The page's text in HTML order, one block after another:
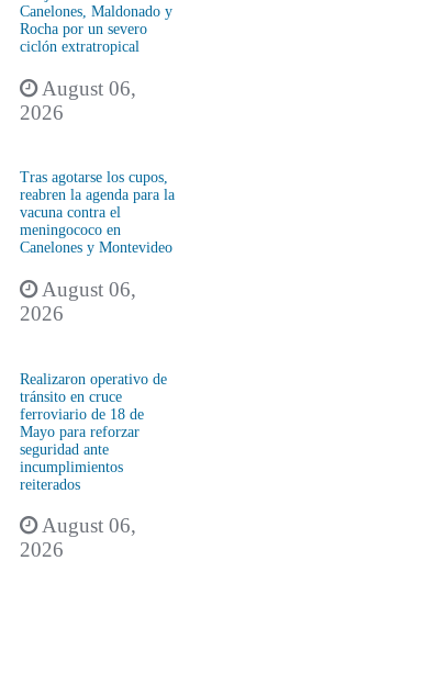
Canelones, Maldonado y
Rocha por un severo
ciclón extratropical
August 06,
2026
Tras agotarse los cupos,
reabren la agenda para la
vacuna contra el
meningococo en
Canelones y Montevideo
August 06,
2026
Realizaron operativo de
tránsito en cruce
ferroviario de 18 de
Mayo para reforzar
seguridad ante
incumplimientos
reiterados
August 06,
2026